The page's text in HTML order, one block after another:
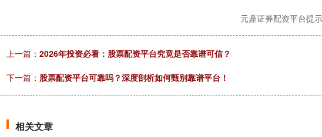
元鼎证券配资平台提
上一篇： 2026年投资必看：股票配资平台究竟是否靠谱可信？
下一篇： 股票配资平台可靠吗？深度剖析如何甄别靠谱平台！
相关文章